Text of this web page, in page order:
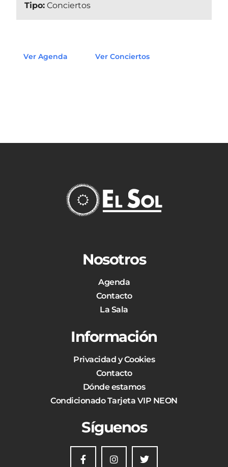
Tipo: Conciertos
Ver Agenda Ver Conciertos
Nosotros
Agenda
Contacto
La Sala
Información
Privacidad y Cookies
Contacto
Dónde estamos
Condicionado Tarjeta VIP NEON
Síguenos